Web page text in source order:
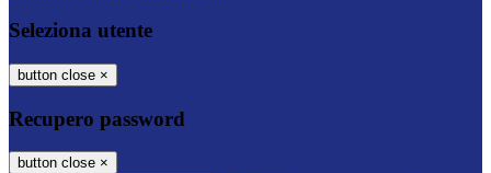
Seleziona utente
button close ×
Recupero password
button close ×